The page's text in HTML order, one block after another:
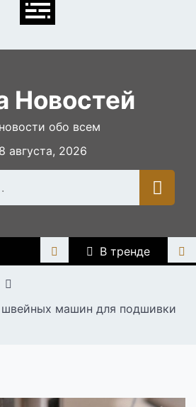
Новостей
обо всем
8 августа, 2026
В тренде
машин для подшивки